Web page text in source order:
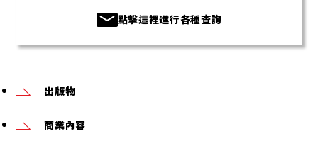
點擊這裡進行各種查詢
出版物
商業內容